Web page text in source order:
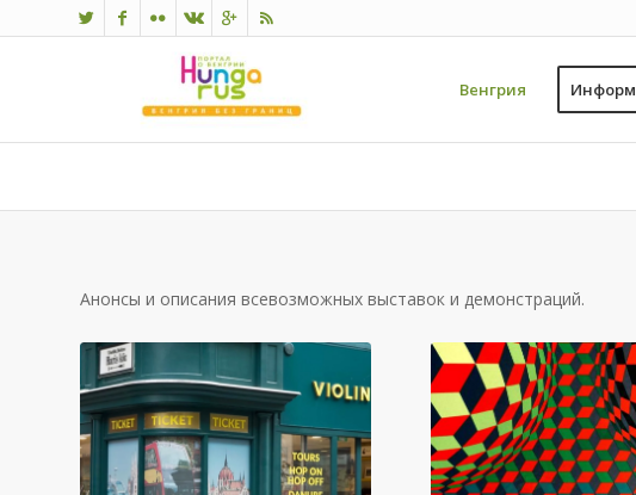
Венгрия
Анонсы и описания всевозможных выставок и демонстраций.